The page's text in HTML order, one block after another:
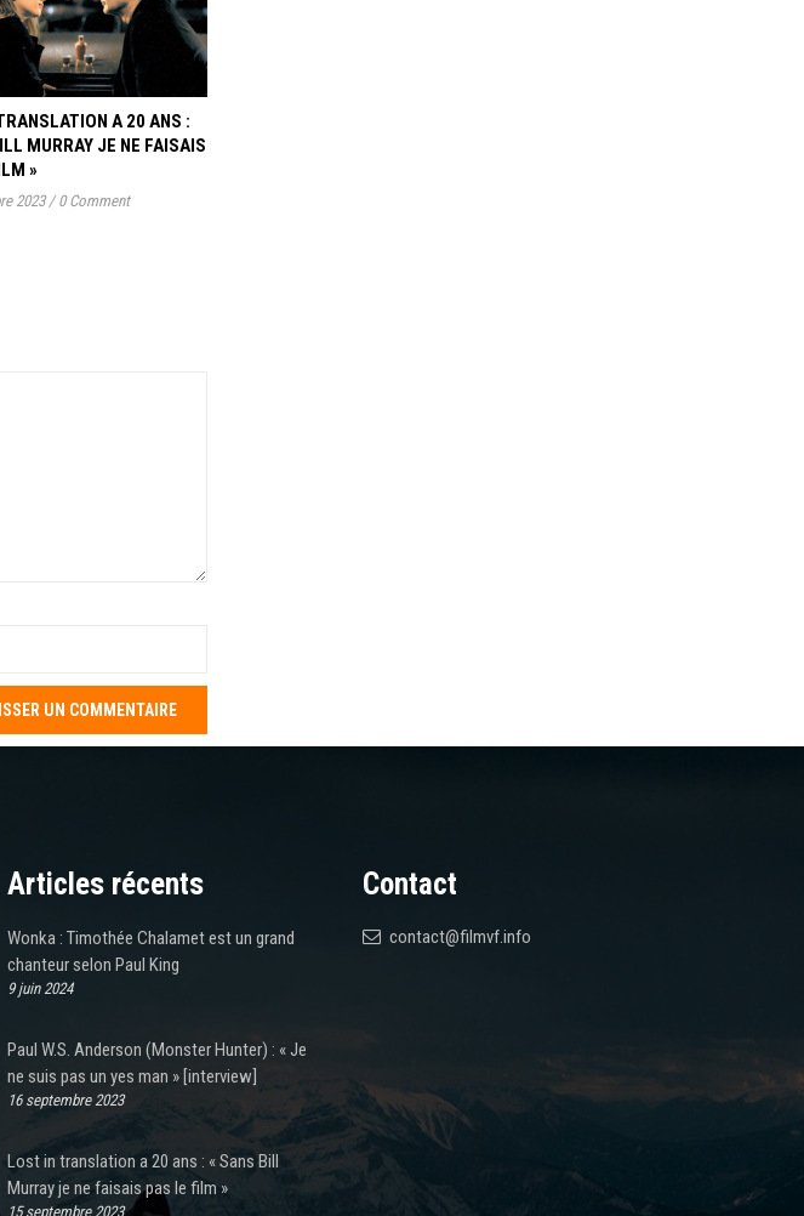
A 20 ANS :
MURRAY JE NE FAISAIS
»
2023 / 0 Comment
Articles récents
Wonka : Timothée Chalamet est un grand
chanteur selon Paul King
9 juin 2024
Paul W.S. Anderson (Monster Hunter) : « Je
ne suis pas un yes man » [interview]
16 septembre 2023
Lost in translation a 20 ans : « Sans Bill
Murray je ne faisais pas le film »
15 septembre 2023
Contact
contact@filmvf.info